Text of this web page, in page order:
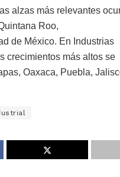
alzas más relevantes
Roo,
de México. En Industrias
crecimientos más altos se
Oaxaca, Puebla,